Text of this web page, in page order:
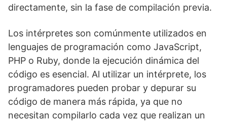
directamente, sin la fase de compilación previa.
Los intérpretes son comúnmente utilizados en
lenguajes de programación como JavaScript,
PHP o Ruby, donde la ejecución dinámica del
código es esencial. Al utilizar un intérprete, los
programadores pueden probar y depurar su
código de manera más rápida, ya que no
necesitan compilarlo cada vez que realizan un